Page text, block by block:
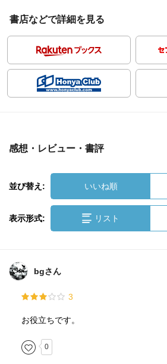
書店などで詳細を見る
感想・レビュー・書評
並び替え: いいね順
表示形式: リスト
bgさん
3
お役立ちです。
0